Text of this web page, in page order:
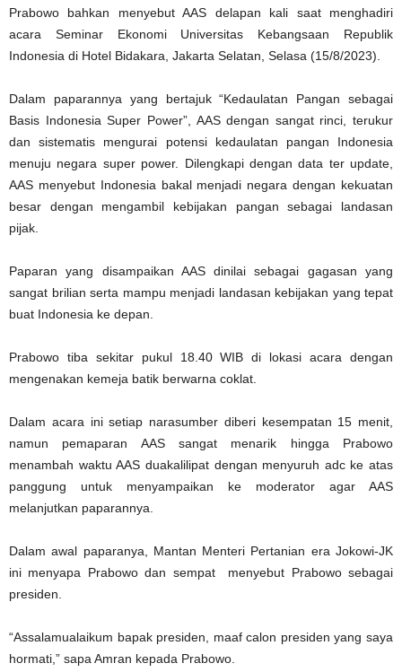
Prabowo bahkan menyebut AAS delapan kali saat menghadiri
acara Seminar Ekonomi Universitas Kebangsaan Republik
Indonesia di Hotel Bidakara, Jakarta Selatan, Selasa (15/8/2023).
Dalam paparannya yang bertajuk “Kedaulatan Pangan sebagai
Basis Indonesia Super Power”, AAS dengan sangat rinci, terukur
dan sistematis mengurai potensi kedaulatan pangan Indonesia
menuju negara super power. Dilengkapi dengan data ter update,
AAS menyebut Indonesia bakal menjadi negara dengan kekuatan
besar dengan mengambil kebijakan pangan sebagai landasan
pijak.
Paparan yang disampaikan AAS dinilai sebagai gagasan yang
sangat brilian serta mampu menjadi landasan kebijakan yang tepat
buat Indonesia ke depan.
Prabowo tiba sekitar pukul 18.40 WIB di lokasi acara dengan
mengenakan kemeja batik berwarna coklat.
Dalam acara ini setiap narasumber diberi kesempatan 15 menit,
namun pemaparan AAS sangat menarik hingga Prabowo
menambah waktu AAS duakalilipat dengan menyuruh adc ke atas
panggung untuk menyampaikan ke moderator agar AAS
melanjutkan paparannya.
Dalam awal paparanya, Mantan Menteri Pertanian era Jokowi-JK
ini menyapa Prabowo dan sempat
menyebut Prabowo sebagai
presiden.
“Assalamualaikum bapak presiden, maaf calon presiden yang saya
hormati,” sapa Amran kepada Prabowo.